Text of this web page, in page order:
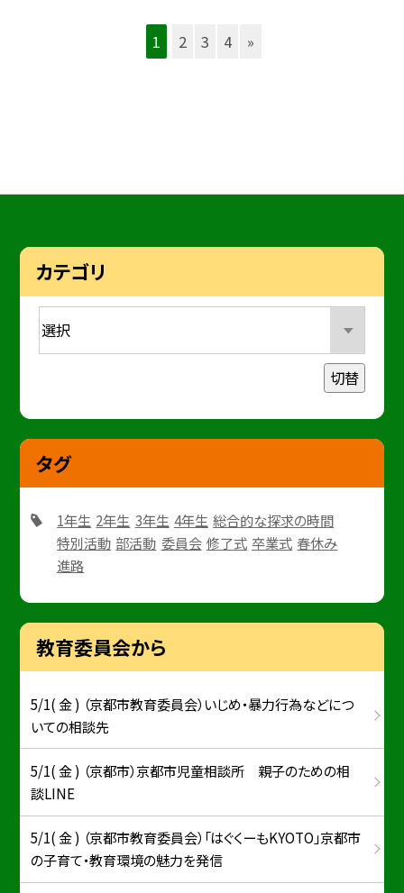
1 2 3 4 »
カテゴリ
切替
タグ
1年生 2年生 3年生 4年生 総合的な探求の時間
特別活動 部活動 委員会 修了式 卒業式 春休み
進路
教育委員会から
5/1( 金 ) （京都市教育委員会）いじめ・暴力行為などにつ
いての相談先
5/1( 金 ) （京都市）京都市児童相談所 親子のための相
談LINE
5/1( 金 ) （京都市教育委員会）「はぐくーもKYOTO」京都市
の子育て・教育環境の魅力を発信